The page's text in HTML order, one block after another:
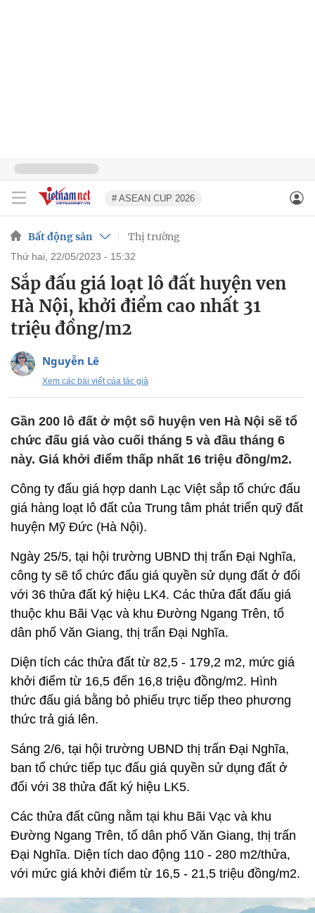
# ASEAN CUP 2026
Bất động sản Thị trường
thứ hai, 22/05/2023 - 15:32
Sắp đấu giá loạt lô đất huyện ven
Hà Nội, khởi điểm cao nhất 31
triệu đồng/m2
Nguyễn Lê
Xem các bài viết của tác giả
Gần 200 lô đất ở một số huyện ven Hà Nội sẽ tổ
chức đấu giá vào cuối tháng 5 và đầu tháng 6
này. Giá khởi điểm thấp nhất 16 triệu đồng/m2.
Công ty đấu giá hợp danh Lạc Việt sắp tổ chức đấu
giá hàng loạt lô đất của Trung tâm phát triển quỹ đất
huyện Mỹ Đức (Hà Nội).
Ngày 25/5, tại hội trường UBND thị trấn Đại Nghĩa,
công ty sẽ tổ chức đấu giá quyền sử dụng đất ở đối
với 36 thửa đất ký hiệu LK4. Các thửa đất đấu giá
thuộc khu Bãi Vạc và khu Đường Ngang Trên, tổ
dân phố Văn Giang, thị trấn Đại Nghĩa.
Diện tích các thửa đất từ 82,5 - 179,2 m2, mức giá
khởi điểm từ 16,5 đến 16,8 triệu đồng/m2. Hình
thức đấu giá bằng bỏ phiếu trực tiếp theo phương
thức trả giá lên.
Sáng 2/6, tại hội trường UBND thị trấn Đại Nghĩa,
ban tổ chức tiếp tục đấu giá quyền sử dụng đất ở
đối với 38 thửa đất ký hiệu LK5.
Các thửa đất cũng nằm tại khu Bãi Vạc và khu
Đường Ngang Trên, tổ dân phố Văn Giang, thị trấn
Đại Nghĩa. Diện tích dao động 110 - 280 m2/thửa,
với mức giá khởi điểm từ 16,5 - 21,5 triệu đồng/m2.